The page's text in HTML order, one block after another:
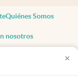
×
Quiénes Somos
nosotros